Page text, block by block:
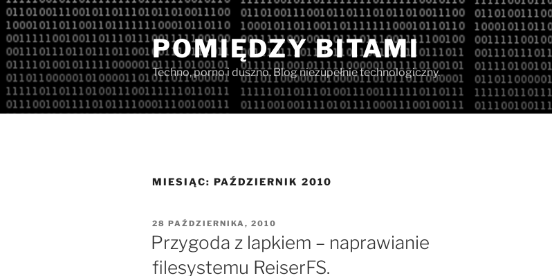
Przejdź
do
treści
POMIĘDZY BITAMI
Techno, porno i duszno. Blog niezupełnie technologiczny.
MIESIĄC: PAŹDZIERNIK 2010
OPUBLIKOWANE
W
28 PAŹDZIERNIKA, 2010
Przygoda z lapkiem – naprawianie
filesystemu ReiserFS.